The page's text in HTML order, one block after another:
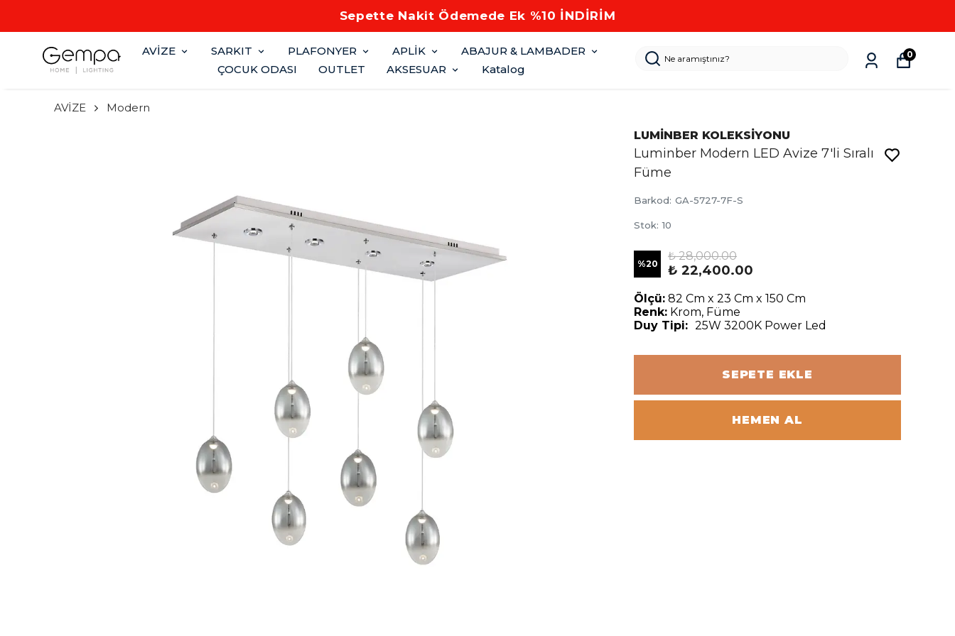
Sepette Nakit Ödemede Ek %10 İNDİRİM
AVİZE SARKIT PLAFONYER APLİK
ABAJUR & LAMBADER
ÇOCUK ODASI
OUTLET AKSESUAR Katalog
0
AVİZE Modern
LUMİNBER KOLEKSİYONU
Luminber Modern LED Avize 7'li Sıralı
Füme
Barkod: GA-5727-7F-S
Stok: 10
%20
₺ 28,000.00
₺ 22,400.00
Ölçü: 82 Cm x 23 Cm x 150 Cm
Renk: Krom, Füme
Duy Tipi: 25W 3200K Power Led
SEPETE EKLE
HEMEN AL